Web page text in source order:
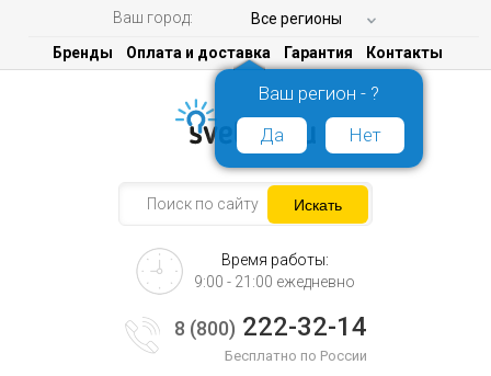
Ваш город: Все регионы
Ваш регион - ?
Да
Нет
Бренды Оплата и доставка Гарантия Контакты
Время работы:
9:00 - 21:00 ежедневно
8 (800) 222-32-14
Бесплатно по России